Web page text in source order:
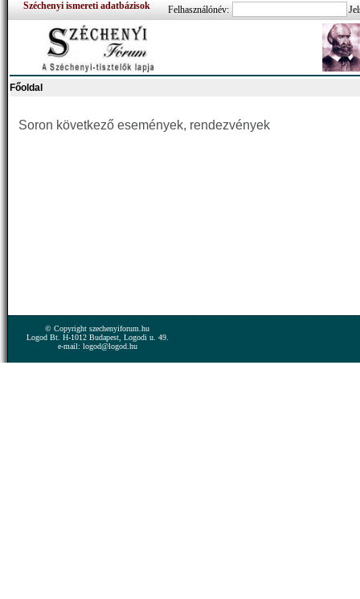
Széchenyi ismereti adatbázisok Felhasználónév:
Főoldal
Soron következő események, rendezvények
© Copyright szechenyiforum.hu
Logod Bt. H-1012 Budapest, Logodi u. 49.
e-mail: logod@logod.hu